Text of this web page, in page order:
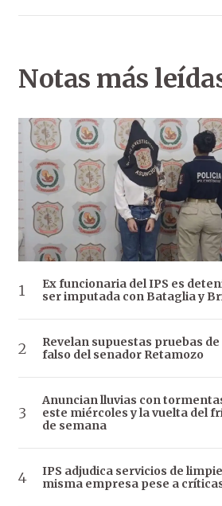
Notas más
Ex funcionaria del IPS es
ser imputada con Bataglia y
Revelan supuestas pruebas
falso del senador Retamozo
Anuncian lluvias con
este miércoles y la vuelta del
de semana
IPS adjudica servicios de
misma empresa pese a